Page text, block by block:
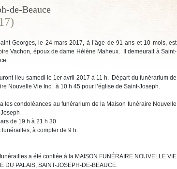
de-Beauce
Georges, le 24 mars 2017, à l’âge de 91 ans et 10 mois, est
Vachon, époux de dame Hélène Maheux. Il demeurait à Saint-
lieu samedi le 1er avril 2017 à 11 h. Départ du funérarium de
Nouvelle Vie Inc. à 10 h 45 pour l’église de Saint-Joseph.
les condoléances au funérarium de la Maison funéraire Nouvelle
de 19 h à 21 h 30
à compter de 9 h.
a été confiée à la MAISON FUNÉRAIRE NOUVELLE VIE
DU PALAIS, SAINT-JOSEPH-DE-BEAUCE.